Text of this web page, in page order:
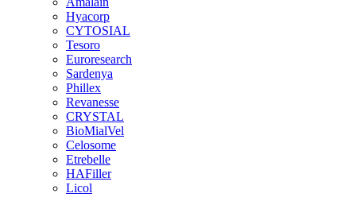
Hyacorp
CYTOSIAL
Tesoro
Euroresearch
Sardenya
Phillex
Revanesse
CRYSTAL
BioMialVel
Celosome
Etrebelle
HAFiller
Licol